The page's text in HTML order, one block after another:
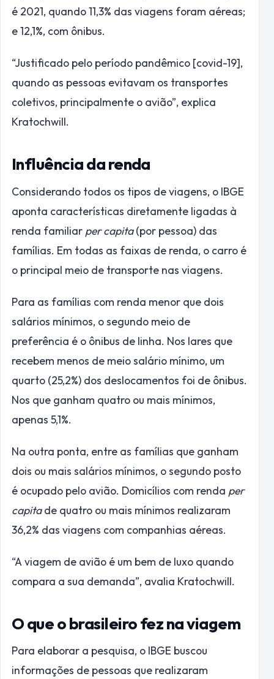
é 2021, quando 11,3% das viagens foram aéreas;
e 12,1%, com ônibus.
“Justificado pelo período pandêmico [covid-19],
quando as pessoas evitavam os transportes
coletivos, principalmente o avião”, explica
Kratochwill.
Influência da renda
Considerando todos os tipos de viagens, o IBGE
aponta características diretamente ligadas à
renda familiar per capita(por pessoa) das
famílias. Em todas as faixas de renda, o carro é
o principal meio de transporte nas viagens.
Para as famílias com renda menor que dois
salários mínimos, o segundo meio de
preferência é o ônibus de linha. Nos lares que
recebem menos de meio salário mínimo, um
quarto (25,2%) dos deslocamentos foi de ônibus.
Nos que ganham quatro ou mais mínimos,
apenas 5,1%.
Na outra ponta, entre as famílias que ganham
dois ou mais salários mínimos, o segundo posto
é ocupado pelo avião. Domicílios com renda per
capitade quatro ou mais mínimos realizaram
36,2% das viagens com companhias aéreas.
“A viagem de avião é um bem de luxo quando
compara a sua demanda”, avalia Kratochwill.
O que o brasileiro fez na viagem
Para elaborar a pesquisa, o IBGE buscou
informações de pessoas que realizaram